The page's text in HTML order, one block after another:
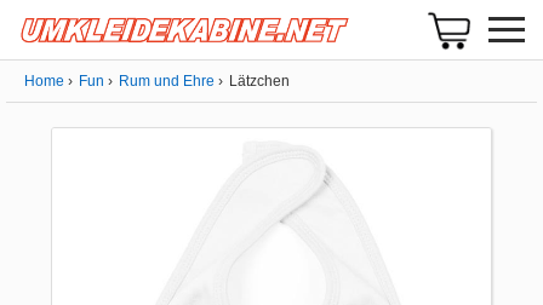
Home Fun Rum und Ehre Lätzchen